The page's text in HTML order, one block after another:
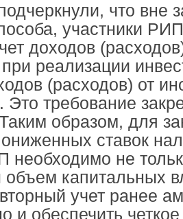
что вне
участники
доходов
реализации
(расходов) от
Это требование
образом, для
ставок
необходимо не
капитальных
учет ранее
и обеспечить